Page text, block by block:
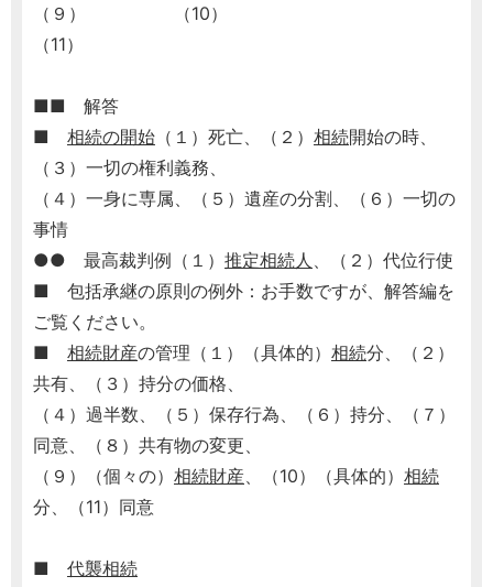
（９） （10）
（11）
■■ 解答
■ 相続の開始 （１）死亡、（２） 相続開始の時、
（３）一切の権利義務、
（４）一身に専属、（５）遺産の分割、（６）一切の
事情
●● 最高裁判例（１） 推定相続人 、（２）代位行使
■ 包括承継の原則の例外：お手数ですが、解答編を
ご覧ください。
■ 相続財産の管理（１）（具体的） 相続分、（２）
共有、（３）持分の価格、
（４）過半数、（５）保存行為、（６）持分、（７）
同意、（８）共有物の変更、
（９）（個々の） 相続財産、（10）（具体的） 相続
分、（11）同意
■ 代襲相続